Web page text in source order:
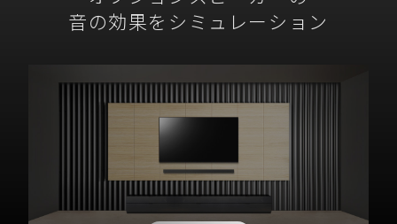
音の効果をシミュレーション